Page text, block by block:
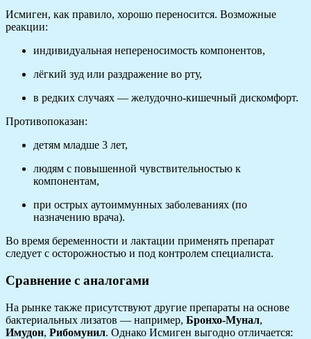
Исмиген, как правило, хорошо переносится. Возможные
реакции:
индивидуальная непереносимость компонентов,
лёгкий зуд или раздражение во рту,
в редких случаях — желудочно-кишечный дискомфорт.
Противопоказан:
детям младше 3 лет,
людям с повышенной чувствительностью к
компонентам,
при острых аутоиммунных заболеваниях (по
назначению врача).
Во время беременности и лактации применять препарат
следует с осторожностью и под контролем специалиста.
Сравнение с аналогами
На рынке также присутствуют другие препараты на основе
бактериальных лизатов — например, Бронхо-Мунал,
Имудон, Рибомунил. Однако Исмиген выгодно отличается: